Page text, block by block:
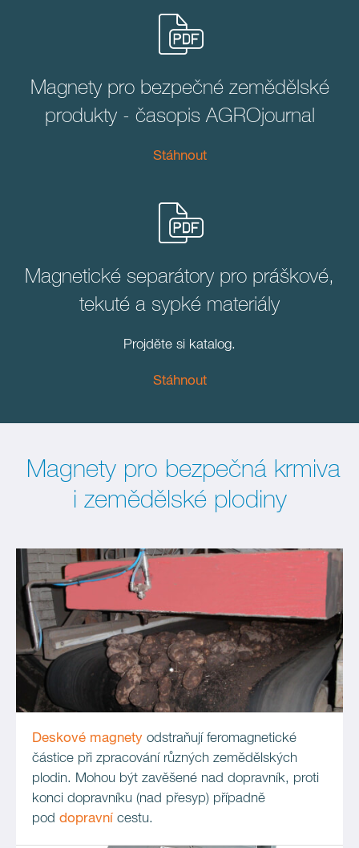
Magnety pro bezpečné zemědělské
produkty - časopis AGROjournal
Stáhnout
Magnetické separátory pro práškové,
tekuté a sypké materiály
Projděte si katalog.
Stáhnout
Magnety pro bezpečná krmiva
i zemědělské plodiny
Deskové magnety odstraňují feromagnetické
částice při zpracování různých zemědělských
plodin. Mohou být zavěšené nad dopravník, proti
konci dopravníku (nad přesyp) případně
pod dopravní cestu.